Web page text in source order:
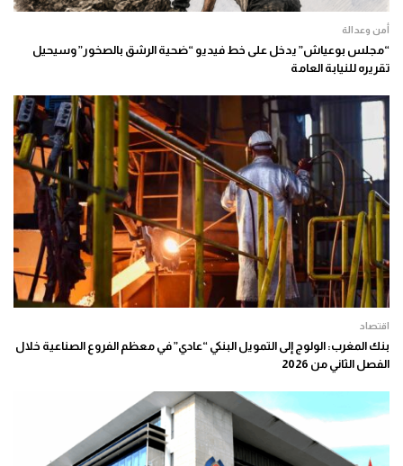
أمن وعدالة
“مجلس بوعياش” يدخل على خط فيديو “ضحية الرشق بالصخور” وسيحيل
تقريره للنيابة العامة
اقتصاد
بنك المغرب: الولوج إلى التمويل البنكي “عادي” في معظم الفروع الصناعية خلال
الفصل الثاني من 2026